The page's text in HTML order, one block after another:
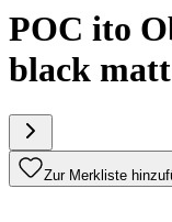
POC ito
black matt
Zur Merkliste